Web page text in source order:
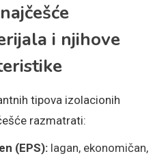
i njihove
tipova izolacionih
razmatrati:
(EPS): lagan, ekonomičan,